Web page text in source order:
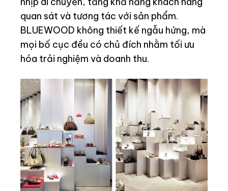
quan sát và tương tác với sản phẩm.
BLUEWOOD không thiết kế ngẫu hứng, mà
mọi bố cục đều có chủ đích nhằm tối ưu
hóa trải nghiệm và doanh thu.